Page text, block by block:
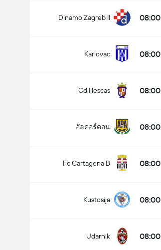
Dinamo Zagreb II 08:00
Karlovac 08:00
Cd Illescas 08:00
อัลคอร์คอน 08:00
Fc Cartagena B 08:00
Kustosija 08:00
Udarnik 08:00
ประตูทั้งหมดในแมทช์นี้ (2.5)